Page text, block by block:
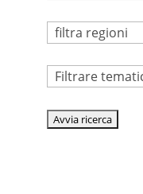
Tematico